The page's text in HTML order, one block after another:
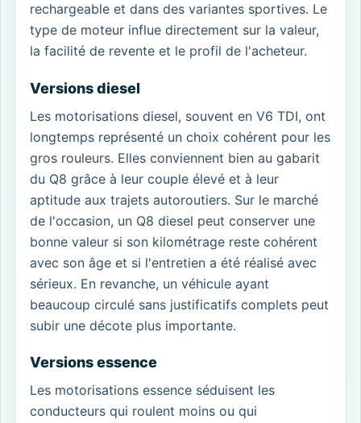
rechargeable et dans des variantes sportives. Le
type de moteur influe directement sur la valeur,
la facilité de revente et le profil de l'acheteur.
Versions diesel
Les motorisations diesel, souvent en V6 TDI, ont
longtemps représenté un choix cohérent pour les
gros rouleurs. Elles conviennent bien au gabarit
du Q8 grâce à leur couple élevé et à leur
aptitude aux trajets autoroutiers. Sur le marché
de l'occasion, un Q8 diesel peut conserver une
bonne valeur si son kilométrage reste cohérent
avec son âge et si l'entretien a été réalisé avec
sérieux. En revanche, un véhicule ayant
beaucoup circulé sans justificatifs complets peut
subir une décote plus importante.
Versions essence
Les motorisations essence séduisent les
conducteurs qui roulent moins ou qui